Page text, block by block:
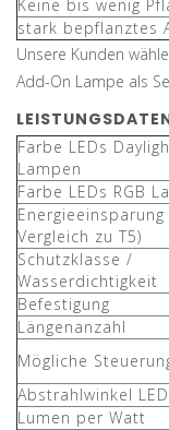
Keine bis wenig
stark bepflanztes
Unsere Kunden
Add-On Lampe als
Farbe LEDs
Lampen
Farbe LEDs RGB
Energieeinsparung
Vergleich zu T5)
Schutzklasse /
Wasserdichtigkeit
Befestigung
Längenanzahl
Mögliche
Abstrahlwinkel LED
Lumen per Watt